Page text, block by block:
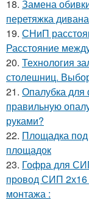
18. Замена
перетяжка дивана
19. СНиП
Расстояние
20. Технология
столешниц.
21. Опалубка для
правильную
руками?
22. Площадка
площадок
23. Гофра для
провод СИП 2х16
монтажа :